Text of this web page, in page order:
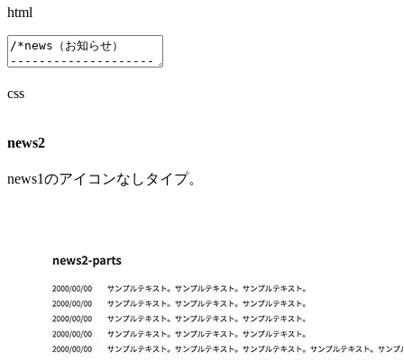
html
css
news2
news1のアイコンなしタイプ。